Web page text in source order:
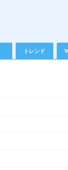
トレンド